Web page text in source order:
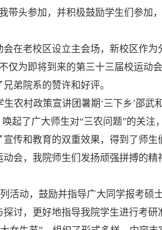
带头参加，并积极鼓励学生们参加
在老校区设立主会场，新校区作
仅为即将到来的第三十三届校运动
弟院系的赞许和好评。
农村政策宣讲团暑期‘三下乡’邵武
起了广大师生对“三农问题”的关注
传和教育的双重效果，得到了师生
会，我院师生们发扬顽强拼搏的
活动，鼓励并指导广大同学报考硕
讨，更好地指导我院学生进行考研